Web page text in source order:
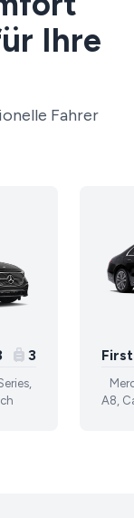
Ihre
Fahrer
3
A8,